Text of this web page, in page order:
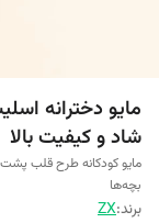
شاد و کیفیت بالا
بچه‌ها
برند:ZX